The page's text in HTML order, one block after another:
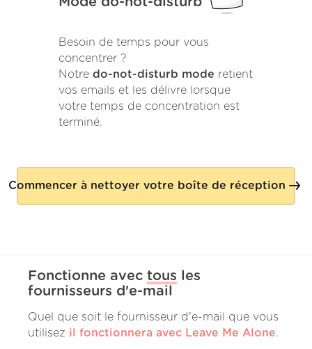
Besoin de temps pour vous
concentrer ?
Notre do-not-disturb mode retient
vos emails et les délivre lorsque
votre temps de concentration est
terminé.
Commencer à nettoyer votre boîte de réception
Fonctionne avec tous
les
fournisseurs d'e-mail
Quel que soit le fournisseur d'e-mail que vous
utilisez il fonctionnera avec Leave Me Alone.